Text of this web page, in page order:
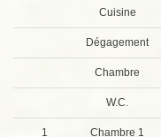
Cuisine
Dégagement
Chambre
W.C.
1 Chambre 1